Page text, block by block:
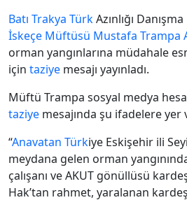
Batı Trakya TürkAzınlığı
İskeçe Müftüsü Mustafa Trampa
orman yangınlarına müdahale
için taziye mesajı yayınladı.
Müftü Trampa sosyal medya
taziye mesajında şu ifadelere yer
“Anavatan Türkiye Eskişehir ili
meydana gelen orman
çalışanı ve AKUT gönüllüsü
Hak’tan rahmet, yaralanan